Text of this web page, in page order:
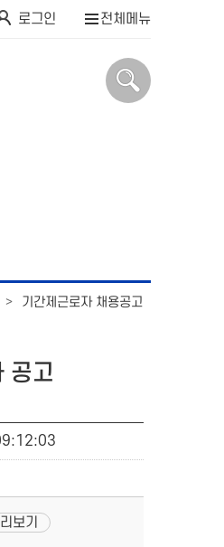
로그인 전체메뉴
기간제근로자 채용공고
공고
보기